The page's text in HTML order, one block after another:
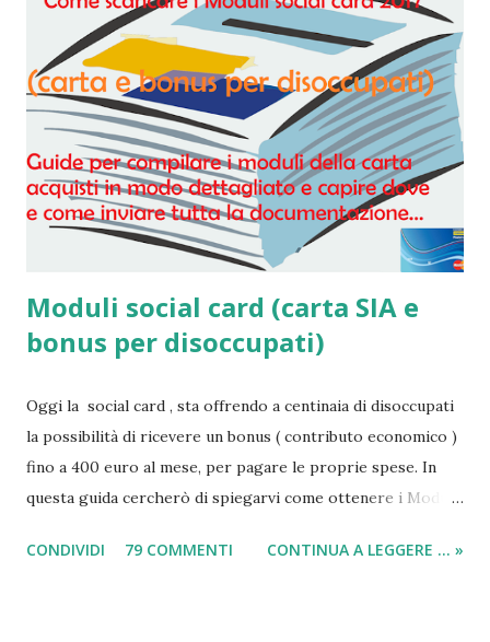
Moduli social card (carta SIA e
bonus per disoccupati)
Oggi la social card , sta offrendo a centinaia di disoccupati
la possibilità di ricevere un bonus ( contributo economico )
fino a 400 euro al mese, per pagare le proprie spese. In
questa guida cercherò di spiegarvi come ottenere i Moduli
(per il sussidio di 400 euro al mese per nucleo familiare),
CONDIVIDI 79 COMMENTI CONTINUA A LEGGERE ... »